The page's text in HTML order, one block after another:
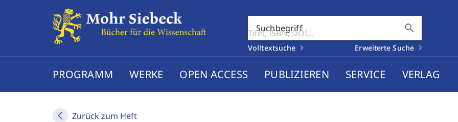
Suchbegriff search
Volltextsuche Erweiterte Suche
PROGRAMM WERKE OPEN ACCESS PUBLIZIEREN SERVICE VERLAG
Zurück zum Heft